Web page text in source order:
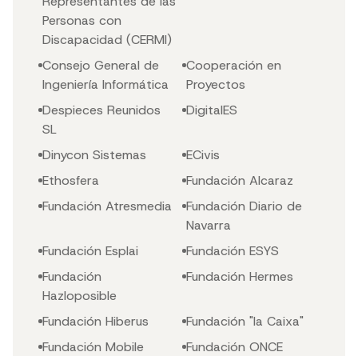
Personas con
Discapacidad (CERMI)
Consejo General de
Ingeniería Informática
Cooperación en
Proyectos
Despieces Reunidos
SL
DigitalES
Dinycon Sistemas
ECivis
Ethosfera
Fundación Alcaraz
Fundación Atresmedia
Fundación Diario de
Navarra
Fundación Esplai
Fundación ESYS
Fundación
Hazloposible
Fundación Hermes
Fundación Hiberus
Fundación "la Caixa"
Fundación Mobile
Fundación ONCE